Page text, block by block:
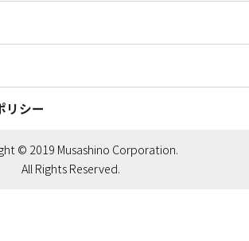
リシー
© 2019 Musashino Corporation.
All Rights Reserved.